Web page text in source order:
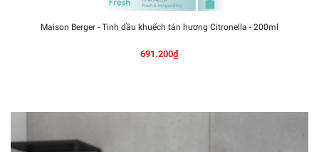
Maison Berger - Tinh dầu khuếch tán hương Citronella - 200ml
691.200₫